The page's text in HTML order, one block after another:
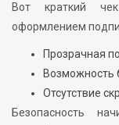
Вот краткий
оформлением
Прозрачная
Возможность
Отсутствие
Безопасность